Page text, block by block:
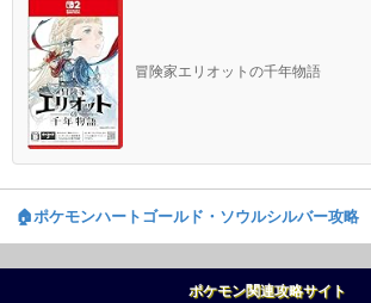
冒険家エリオットの千年物語
🏠️ポケモンハートゴールド・ソウルシルバー攻略
ポケモン関連攻略サイト